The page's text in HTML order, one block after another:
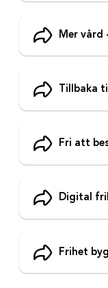
Mer vård
Tillbaka
Fri att
Digital
Frihet